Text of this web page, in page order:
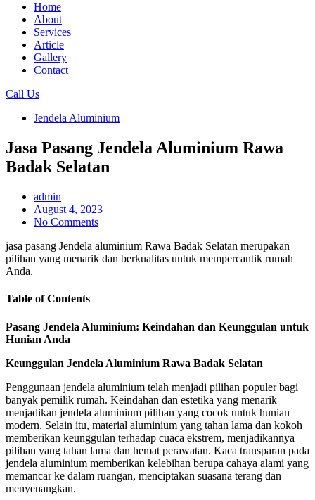
Home
About
Services
Article
Gallery
Contact
Call Us
Jendela Aluminium
Jasa Pasang Jendela Aluminium Rawa
Badak Selatan
admin
August 4, 2023
No Comments
jasa pasang Jendela aluminium Rawa Badak Selatan merupakan
pilihan yang menarik dan berkualitas untuk mempercantik rumah
Anda.
Table of Contents
Pasang Jendela Aluminium: Keindahan dan Keunggulan untuk
Hunian Anda
Keunggulan Jendela Aluminium Rawa Badak Selatan
Penggunaan jendela aluminium telah menjadi pilihan populer bagi
banyak pemilik rumah. Keindahan dan estetika yang menarik
menjadikan jendela aluminium pilihan yang cocok untuk hunian
modern. Selain itu, material aluminium yang tahan lama dan kokoh
memberikan keunggulan terhadap cuaca ekstrem, menjadikannya
pilihan yang tahan lama dan hemat perawatan. Kaca transparan pada
jendela aluminium memberikan kelebihan berupa cahaya alami yang
memancar ke dalam ruangan, menciptakan suasana terang dan
menyenangkan.